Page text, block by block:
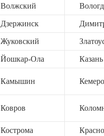
Волжский
Дзержинск
Жуковский
Йошкар-Ола Казань
Камышин
Ковров
Кострома